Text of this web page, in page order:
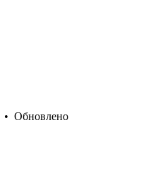
• Обновлено